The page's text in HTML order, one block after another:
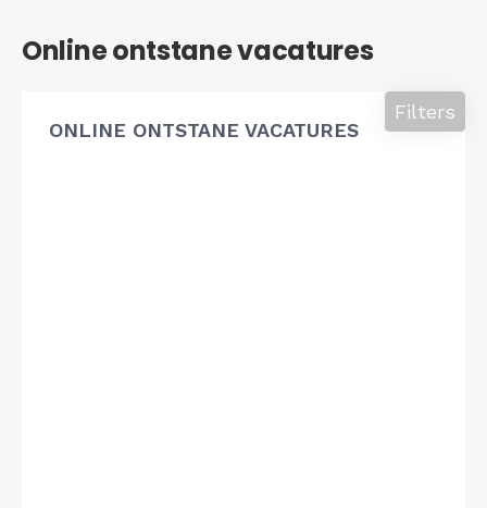
Online ontstane vacatures
ONLINE ONTSTANE VACATURES
Filters